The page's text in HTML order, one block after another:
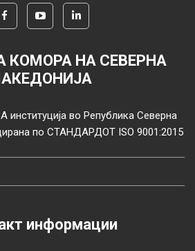
КОМОРА НА СЕВЕРНА
во Република Северна
по СТАНДАРДОТ ISO 9001:2015
информации